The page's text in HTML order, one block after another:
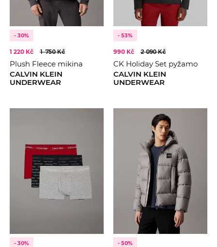
- 30%
1 220 Kč 1 750 Kč
Plush Fleece mikina
CALVIN KLEIN
UNDERWEAR
- 53%
990 Kč 2 090 Kč
CK Holiday Set pyžamo
CALVIN KLEIN
UNDERWEAR
- 30% - 50%